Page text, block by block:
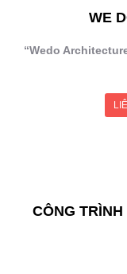
WE
“Wedo
CÔNG